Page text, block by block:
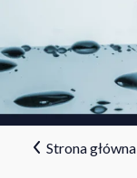
Strona główna